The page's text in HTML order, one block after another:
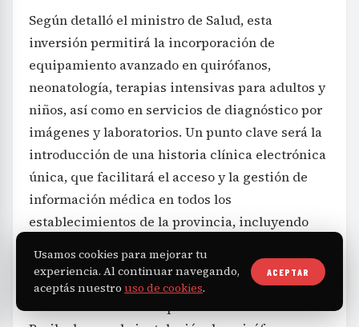
Según detalló el ministro de Salud, esta
inversión permitirá la incorporación de
equipamiento avanzado en quirófanos,
neonatología, terapias intensivas para adultos y
niños, así como en servicios de diagnóstico por
imágenes y laboratorios. Un punto clave será la
introducción de una historia clínica electrónica
única, que facilitará el acceso y la gestión de
información médica en todos los
establecimientos de la provincia, incluyendo
Parte de los fondos se destinarán a equipar el
Usamos cookies para mejorar tu
experiencia. Al continuar navegando,
aceptás nuestro uso de cookies.
ACEPTAR